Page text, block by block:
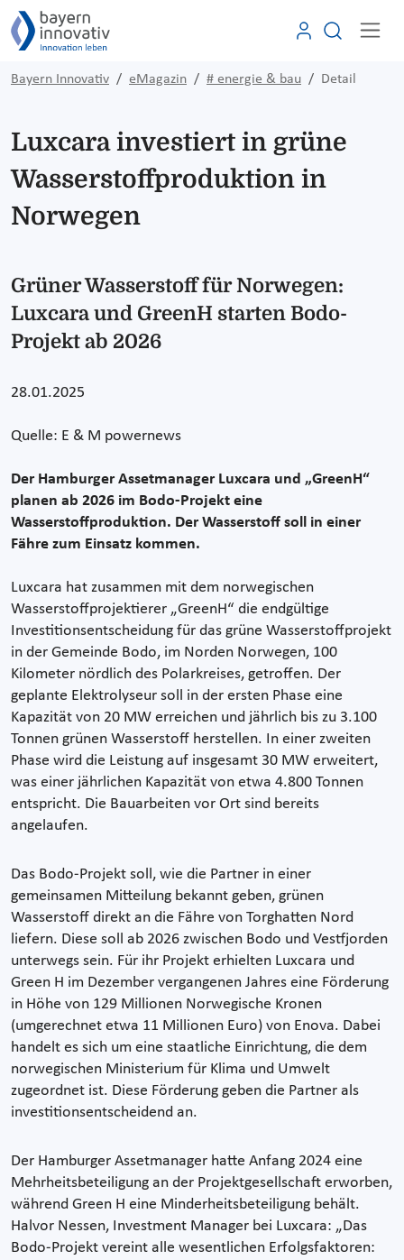
Bayern Innovativ eMagazin # energie & bau Detail
Luxcara investiert in grüne
Wasserstoffproduktion in
Norwegen
Grüner Wasserstoff für Norwegen:
Luxcara und GreenH starten Bodo-
Projekt ab 2026
28.01.2025
Quelle: E & M powernews
Der Hamburger Assetmanager Luxcara und „GreenH“
planen ab 2026 im Bodo-Projekt eine
Wasserstoffproduktion. Der Wasserstoff soll in einer
Fähre zum Einsatz kommen.
Luxcara hat zusammen mit dem norwegischen
Wasserstoffprojektierer „GreenH“ die endgültige
Investitionsentscheidung für das grüne Wasserstoffprojekt
in der Gemeinde Bodo, im Norden Norwegen, 100
Kilometer nördlich des Polarkreises, getroffen. Der
geplante Elektrolyseur soll in der ersten Phase eine
Kapazität von 20 MW erreichen und jährlich bis zu 3.100
Tonnen grünen Wasserstoff herstellen. In einer zweiten
Phase wird die Leistung auf insgesamt 30 MW erweitert,
was einer jährlichen Kapazität von etwa 4.800 Tonnen
entspricht. Die Bauarbeiten vor Ort sind bereits
angelaufen.
Das Bodo-Projekt soll, wie die Partner in einer
gemeinsamen Mitteilung bekannt geben, grünen
Wasserstoff direkt an die Fähre von Torghatten Nord
liefern. Diese soll ab 2026 zwischen Bodo und Vestfjorden
unterwegs sein. Für ihr Projekt erhielten Luxcara und
Green H im Dezember vergangenen Jahres eine Förderung
in Höhe von 129 Millionen Norwegische Kronen
(umgerechnet etwa 11 Millionen Euro) von Enova. Dabei
handelt es sich um eine staatliche Einrichtung, die dem
norwegischen Ministerium für Klima und Umwelt
zugeordnet ist. Diese Förderung geben die Partner als
investitionsentscheidend an.
Der Hamburger Assetmanager hatte Anfang 2024 eine
Mehrheitsbeteiligung an der Projektgesellschaft erworben,
während Green H eine Minderheitsbeteiligung behält.
Halvor Nessen, Investment Manager bei Luxcara: „Das
Bodo-Projekt vereint alle wesentlichen Erfolgsfaktoren: